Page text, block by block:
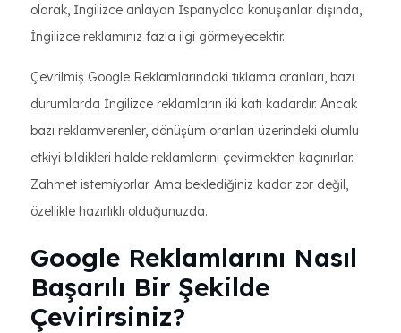
olarak, İngilizce anlayan İspanyolca konuşanlar dışında,
İngilizce reklamınız fazla ilgi görmeyecektir.
Çevrilmiş Google Reklamlarındaki tıklama oranları, bazı
durumlarda İngilizce reklamların iki katı kadardır. Ancak
bazı reklamverenler, dönüşüm oranları üzerindeki olumlu
etkiyi bildikleri halde reklamlarını çevirmekten kaçınırlar.
Zahmet istemiyorlar. Ama beklediğiniz kadar zor değil,
özellikle hazırlıklı olduğunuzda.
Google Reklamlarını Nasıl
Başarılı Bir Şekilde
Çevirirsiniz?